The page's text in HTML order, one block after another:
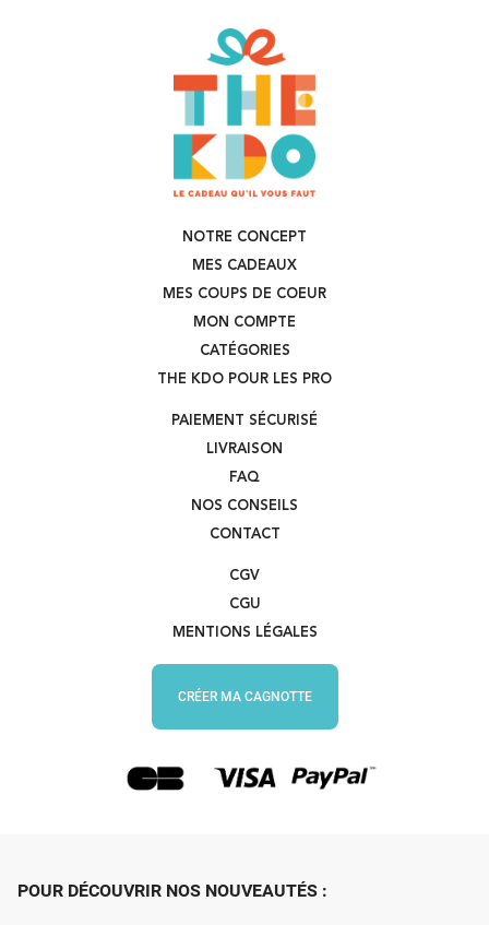
NOTRE CONCEPT
MES CADEAUX
MES COUPS DE COEUR
MON COMPTE
CATÉGORIES
THE KDO POUR LES PRO
PAIEMENT SÉCURISÉ
LIVRAISON
FAQ
NOS CONSEILS
CONTACT
CGV
CGU
MENTIONS LÉGALES
CRÉER MA CAGNOTTE
POUR DÉCOUVRIR NOS NOUVEAUTÉS :